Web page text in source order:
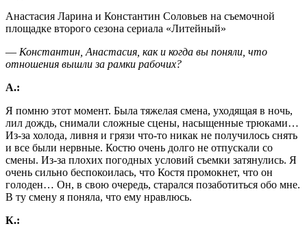
Анастасия Ларина и Константин Соловьев на съемочной
площадке второго сезона сериала «Литейный»
― Константин, Анастасия, как и когда вы поняли, что
отношения вышли за рамки рабочих?
А.:
Я помню этот момент. Была тяжелая смена, уходящая в ночь,
лил дождь, снимали сложные сцены, насыщенные трюками…
Из-за холода, ливня и грязи что-то никак не получилось снять
и все были нервные. Костю очень долго не отпускали со
смены. Из-за плохих погодных условий съемки затянулись. Я
очень сильно беспокоилась, что Костя промокнет, что он
голоден… Он, в свою очередь, старался позаботиться обо мне.
В ту смену я поняла, что ему нравлюсь.
К.: